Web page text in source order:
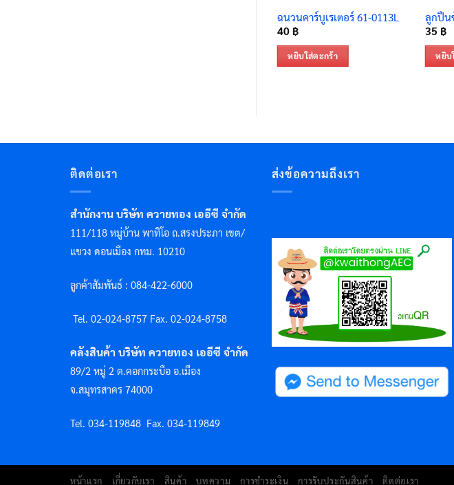
ฉนวนคาร์บูเรเตอร์ 61-0113L
40 ฿
หยิบใส่ตะกร้า
ลูกปืน
35 ฿
หยิบ
ติดต่อเรา
สำนักงาน บริษัท ควายทอง เออีซี จำกัด
111/118 หมู่บ้าน พาทิโอ ถ.สรงประภา เขต/
แขวง ดอนเมือง กทม. 10210
ลูกค้าสัมพันธ์ : 084-422-6000
Tel. 02-024-8757 Fax. 02-024-8758
คลังสินค้า บริษัท ควายทอง เออีซี จำกัด
89/2 หมู่ 2 ต.คอกกระบือ อ.เมือง
จ.สมุทรสาคร 74000
Tel. 034-119848 Fax. 034-119849
ส่งข้อความถึงเรา
หน้าแรก เกี่ยวกับเรา สินค้า บทความ การชำระเงิน การรับประกันสินค้า ติดต่อเรา